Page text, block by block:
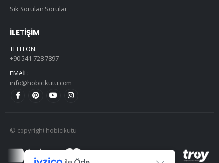
Sık Sorulan Sorular
İLETIŞIM
TELEFON:
+90 541 728 7897
EMAIL:
info@hobicikutu.com
© copyright hobicikutu